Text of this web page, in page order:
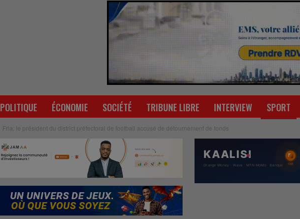
POLITIQUE ÉCONOMIE SOCIÉTÉ TRIBUNE LIBRE INTERVIEW SPORT
Fria: le président du district préfectoral de football accusé de détournement de fonds